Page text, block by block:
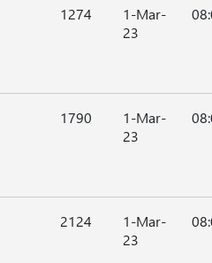
1274
1-Mar-
23
1790
1-Mar-
23
2124
1-Mar-
23